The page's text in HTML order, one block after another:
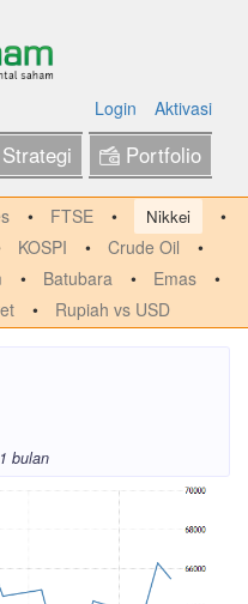
Login Aktivasi
Strategi Portfolio
FTSE Nikkei
KOSPI
Crude Oil
Batubara
Emas
Rupiah vs USD
bulan